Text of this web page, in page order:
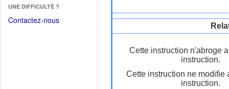
fenêtre)
une
nouvelle
UNE DIFFICULTÉ ?
Contactez-nous
Cette instruction n'abroge
instruction.
Cette instruction ne modifie
instruction.